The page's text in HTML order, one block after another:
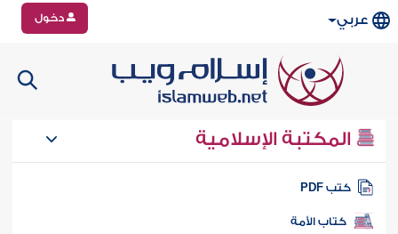
عربي دخول
المكتبة الإسلامية
كتب PDF